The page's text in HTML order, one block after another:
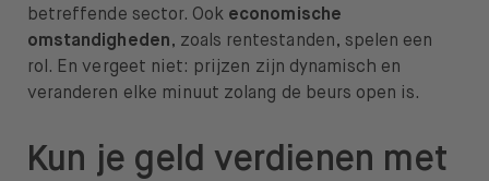
betreffende sector. Ook economische
omstandigheden, zoals rentestanden, spelen een
rol. En vergeet niet: prijzen zijn dynamisch en
veranderen elke minuut zolang de beurs open is.
Kun je geld verdienen met